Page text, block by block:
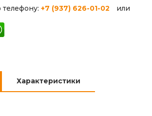
+7 (937) 626-01-02
или
Характеристики